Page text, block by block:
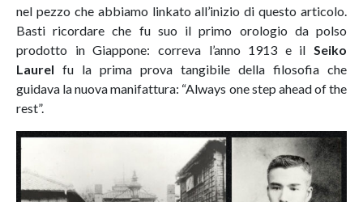
nel pezzo che abbiamo linkato all’inizio di questo articolo.
Basti ricordare che fu suo il primo orologio da polso
prodotto in Giappone: correva l’anno 1913 e il Seiko
Laurel fu la prima prova tangibile della filosofia che
guidava la nuova manifattura: “Always one step ahead of the
rest”.